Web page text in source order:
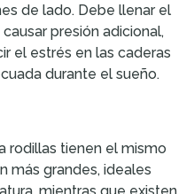
de lado. Debe llenar el
presión adicional,
el estrés en las caderas
durante el sueño.
rodillas tienen el mismo
más grandes, ideales
mientras que existen